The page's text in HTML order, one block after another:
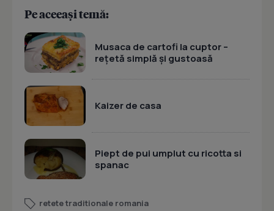
Pe aceeași temă:
Musaca de cartofi la cuptor –
rețetă simplă și gustoasă
Kaizer de casa
Piept de pui umplut cu ricotta si
spanac
retete traditionale romania